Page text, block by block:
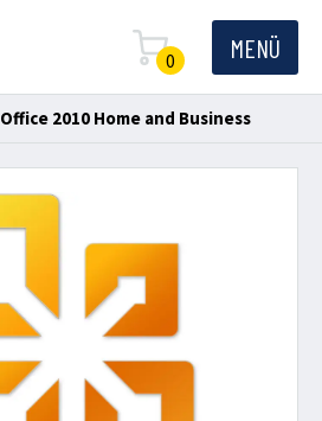
0 MENÜ
Office 2010 Home and Business